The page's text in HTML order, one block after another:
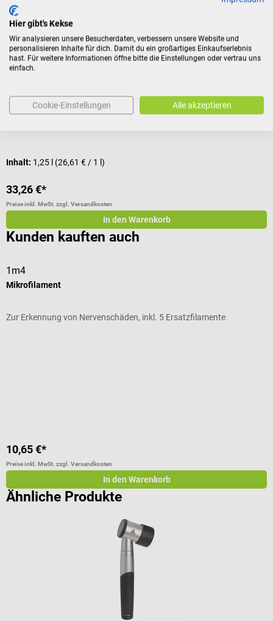
Zubehör
KaWe
Derma-Gel
Zur Vermeidung von Hautreflexen
Inhalt: 1,25 l (26,61 € / 1 l)
33,26 €*
Preise inkl. MwSt. zzgl. Versandkosten
In den Warenkorb
Kunden kauften auch
1m4
Mikrofilament
Zur Erkennung von Nervenschäden, inkl. 5 Ersatzfilamente
10,65 €*
Preise inkl. MwSt. zzgl. Versandkosten
In den Warenkorb
Ähnliche Produkte
Hier gibt's Kekse
Wir analysieren unsere Besucherdaten, verbessern unsere Website und
personalisieren Inhalte für dich. Damit du ein großartiges Einkaufserlebnis
hast. Für weitere Informationen öffne bitte die Einstellungen oder vertrau uns
einfach.
Cookie-Einstellungen Alle akzeptieren